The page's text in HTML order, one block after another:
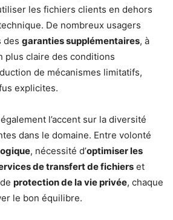
les fichiers clients en dehors
De nombreux usagers
des garanties supplémentaires, à
plus claire des conditions
de mécanismes limitatifs,
explicites.
l’accent sur la diversité
dans le domaine. Entre volonté
, nécessité d’optimiser les
de transfert de fichiers et
protection de la vie privée, chaque
le bon équilibre.